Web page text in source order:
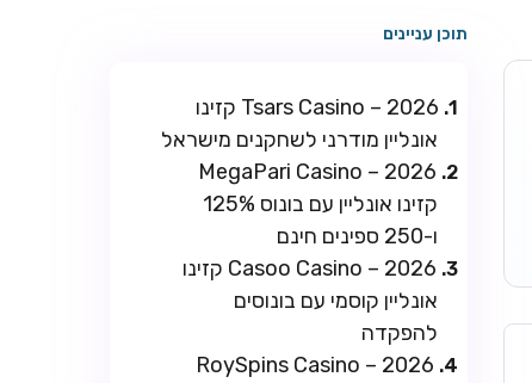
תוכן עניינים
Tsars Casino – 2026 קזינו
אונליין מודרני לשחקנים מישראל
MegaPari Casino – 2026
קזינו אונליין עם בונוס 125%
ו-250 ספינים חינם
Casoo Casino – 2026 קזינו
אונליין קוסמי עם בונוסים
להפקדה
RoySpins Casino – 2026